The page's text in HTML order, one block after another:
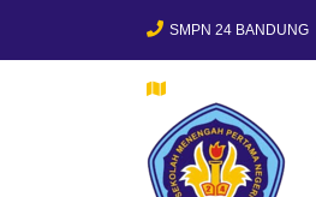
SMPN 24 BANDUNG